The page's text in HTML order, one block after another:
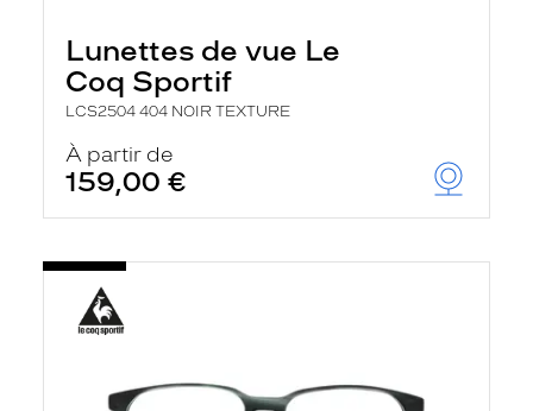
Lunettes de vue Le
Coq Sportif
LCS2504 404 NOIR TEXTURE
À partir de
159,00 €